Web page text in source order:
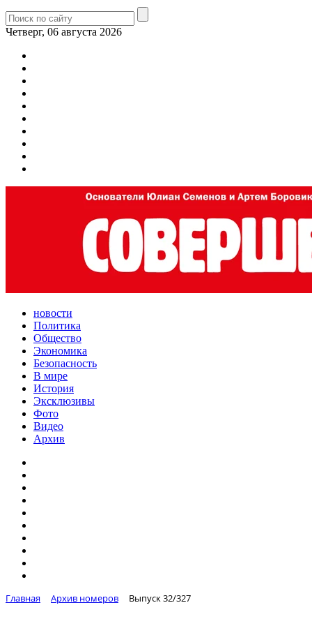
Четверг, 06 августа 2026
новости
Политика
Общество
Экономика
Безопасность
В мире
История
Эксклюзивы
Фото
Видео
Архив
Главная Архив номеров Выпуск 32/327